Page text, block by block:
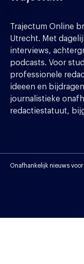
Trajectum Online
Utrecht. Met
interviews,
podcasts. Voor
professionele
ideeen en
journalistieke
redactiestatuut,
Onafhankelijk nieuws voor